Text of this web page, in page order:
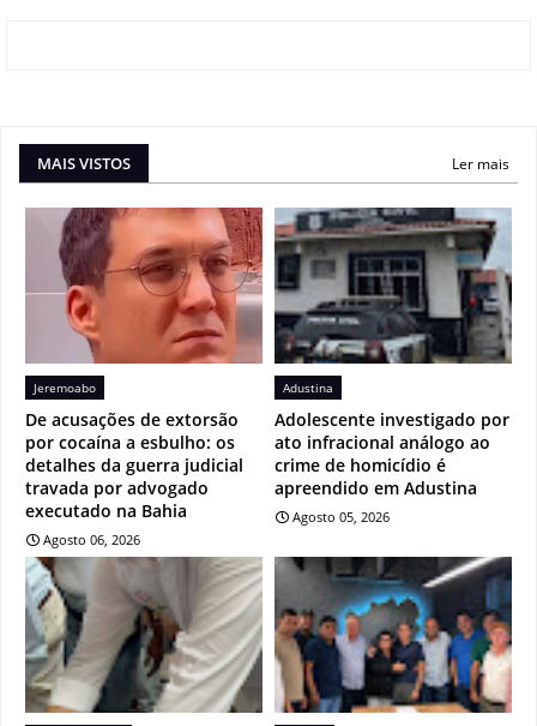
MAIS VISTOS Ler mais
Jeremoabo
De acusações de extorsão
por cocaína a esbulho: os
detalhes da guerra judicial
travada por advogado
executado na Bahia
Agosto 06, 2026
Adustina
Adolescente investigado por
ato infracional análogo ao
crime de homicídio é
apreendido em Adustina
Agosto 05, 2026